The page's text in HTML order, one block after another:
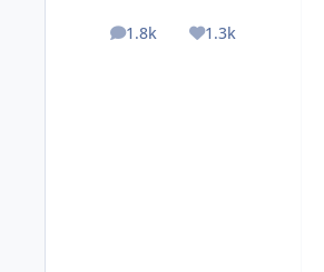
1.8k
posts 1.3k
Reputation